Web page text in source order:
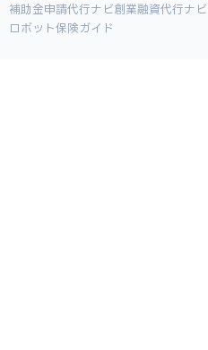
補助金申請代行ナビ創業融資代行ナビ
ロボット保険ガイド